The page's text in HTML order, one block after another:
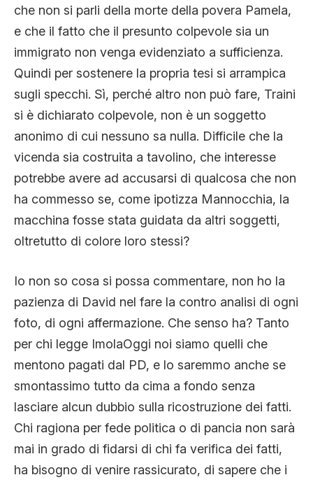
che non si parli della morte della povera Pamela,
e che il fatto che il presunto colpevole sia un
immigrato non venga evidenziato a sufficienza.
Quindi per sostenere la propria tesi si arrampica
sugli specchi. Sì, perché altro non può fare, Traini
si è dichiarato colpevole, non è un soggetto
anonimo di cui nessuno sa nulla. Difficile che la
vicenda sia costruita a tavolino, che interesse
potrebbe avere ad accusarsi di qualcosa che non
ha commesso se, come ipotizza Mannocchia, la
macchina fosse stata guidata da altri soggetti,
oltretutto di colore loro stessi?
Io non so cosa si possa commentare, non ho la
pazienza di David nel fare la contro analisi di ogni
foto, di ogni affermazione. Che senso ha? Tanto
per chi legge ImolaOggi noi siamo quelli che
mentono pagati dal PD, e lo saremmo anche se
smontassimo tutto da cima a fondo senza
lasciare alcun dubbio sulla ricostruzione dei fatti.
Chi ragiona per fede politica o di pancia non sarà
mai in grado di fidarsi di chi fa verifica dei fatti,
ha bisogno di venire rassicurato, di sapere che i